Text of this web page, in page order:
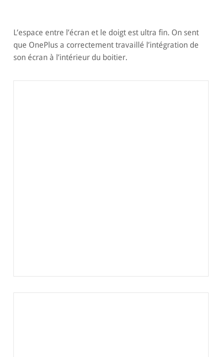
L’espace entre l’écran et le doigt est ultra fin. On sent
que OnePlus a correctement travaillé l’intégration de
son écran à l’intérieur du boitier.